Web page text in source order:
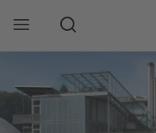
Mobile Navigation öffnen
Suche